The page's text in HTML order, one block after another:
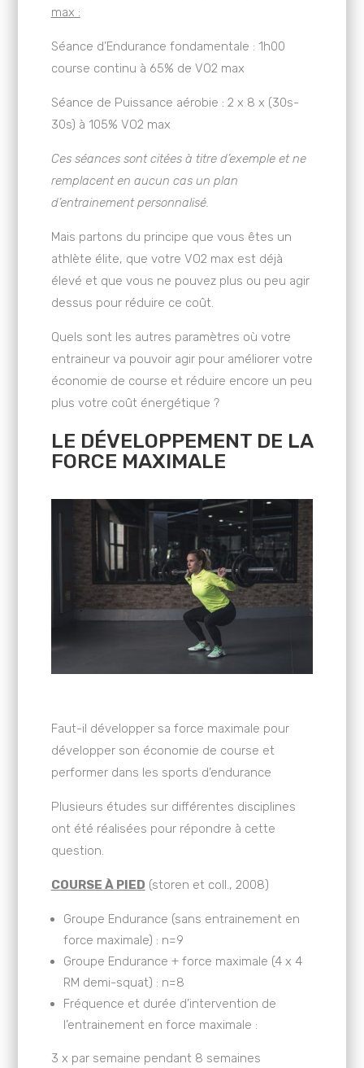
max :
Séance d’Endurance fondamentale : 1h00
course continu à 65% de VO2 max
Séance de Puissance aérobie : 2 x 8 x (30s-
30s) à 105% VO2 max
Ces séances sont citées à titre d’exemple et ne
remplacent en aucun cas un plan
d’entrainement personnalisé.
Mais partons du principe que vous êtes un
athlète élite, que votre VO2 max est déjà
élevé et que vous ne pouvez plus ou peu agir
dessus pour réduire ce coût.
Quels sont les autres paramètres où votre
entraineur va pouvoir agir pour améliorer votre
économie de course et réduire encore un peu
plus votre coût énergétique ?
LE DÉVELOPPEMENT DE LA
FORCE MAXIMALE
Faut-il développer sa force maximale pour
développer son économie de course et
performer dans les sports d’endurance
Plusieurs études sur différentes disciplines
ont été réalisées pour répondre à cette
question.
COURSE À PIED (storen et coll., 2008)
Groupe Endurance (sans entrainement en
force maximale) : n=9
Groupe Endurance + force maximale (4 x 4
RM demi-squat) : n=8
Fréquence et durée d’intervention de
l’entrainement en force maximale :
3 x par semaine pendant 8 semaines